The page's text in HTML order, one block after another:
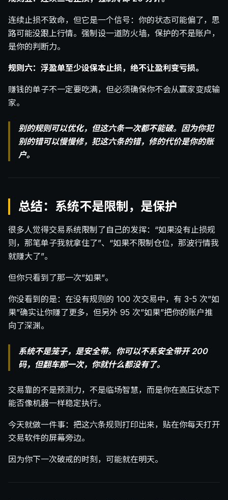
连续止损不致命，但它是一个信号：你的状态可能偏了，思
路可能没跟上行情。强制设一道防火墙，保护的不是账户，
是你的判断力。
规则六：浮盈单至少设保本止损，绝不让盈利变亏损。
赚钱的单子不一定要吃满，但必须确保你不会从赢家变成输
家。
别的规则可以优化，但这六条一次都不能破。因为你犯
别的错可以慢慢修，犯这六条的错，修的代价是你的账
户。
总结：系统不是限制，是保护
很多人觉得交易系统限制了自己的发挥：“如果没有止损规
则，那笔单子我就拿住了”、“如果不限制仓位，那波行情我
就赚大了”。
但你只看到了那一次”如果”。
你没看到的是：在没有规则的 100 次交易中，有 3-5 次”如
果”确实让你赚了更多，但另外 95 次”如果”把你的账户推
向了深渊。
系统不是笼子，是安全带。你可以不系安全带开 200
码，但翻车那一次，你就什么都没有了。
交易靠的不是预测力，不是临场智慧，而是你在高压状态下
能否像机器一样稳定执行。
今天就做一件事：把这六条规则打印出来，贴在你每天打开
交易软件的屏幕旁边。
因为你下一次破戒的时刻，可能就在明天。